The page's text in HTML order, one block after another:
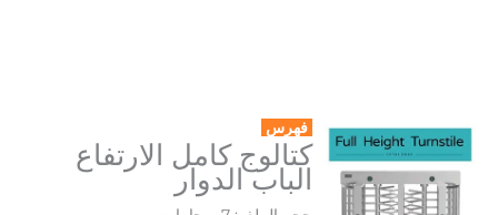
فهرس
كتالوج كامل الارتفاع
الباب الدوار